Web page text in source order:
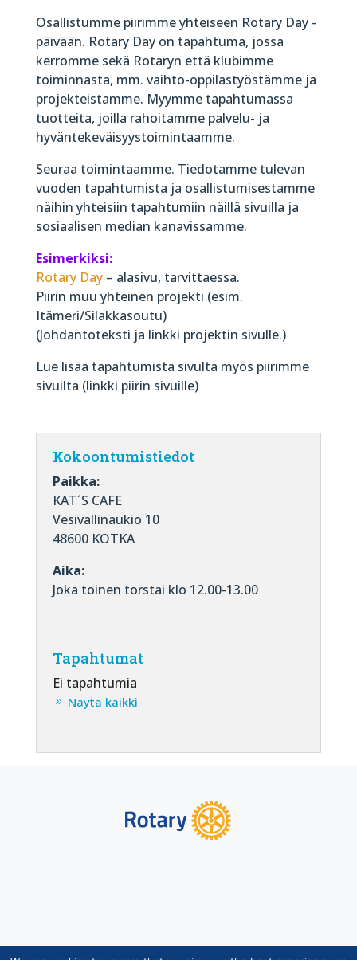
Osallistumme piirimme yhteiseen Rotary Day -
päivään. Rotary Day on tapahtuma, jossa
kerromme sekä Rotaryn että klubimme
toiminnasta, mm. vaihto-oppilastyöstämme ja
projekteistamme. Myymme tapahtumassa
tuotteita, joilla rahoitamme palvelu- ja
hyväntekeväisyystoimintaamme.
Seuraa toimintaamme. Tiedotamme tulevan
vuoden tapahtumista ja osallistumisestamme
näihin yhteisiin tapahtumiin näillä sivuilla ja
sosiaalisen median kanavissamme.
Esimerkiksi:
Rotary Day– alasivu, tarvittaessa.
Piirin muu yhteinen projekti (esim.
Itämeri/Silakkasoutu)
(Johdantoteksti ja linkki projektin sivulle.)
Lue lisää tapahtumista sivulta myös piirimme
sivuilta (linkki piirin sivuille)
Kokoontumistiedot
Paikka:
KAT´S CAFE
Vesivallinaukio 10
48600 KOTKA
Aika:
Joka toinen torstai klo 12.00-13.00
Tapahtumat
Ei tapahtumia
Näytä kaikki